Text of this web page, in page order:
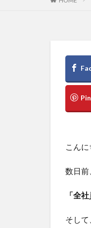
こん
数日前
「全
そして